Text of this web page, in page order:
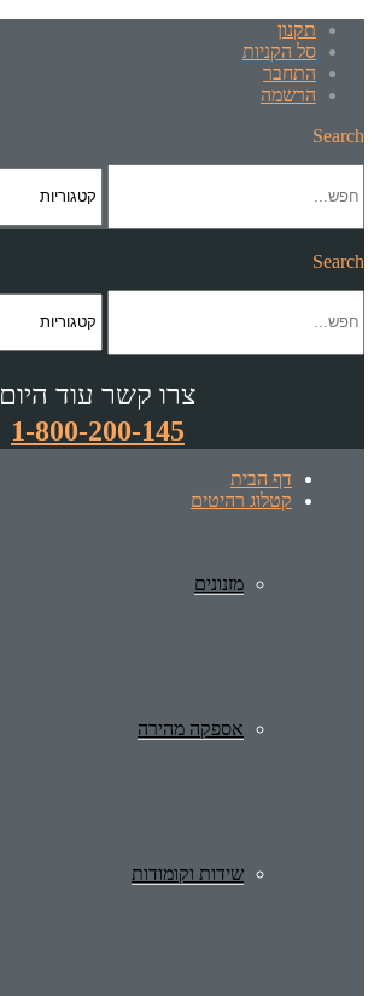
תקנון
סל הקניות
התחבר
הרשמה
Search
Search
צרו קשר עוד היום
1-800-200-145
דף הבית
קטלוג רהיטים
מזנונים
אספקה מהירה
שידות וקומודות